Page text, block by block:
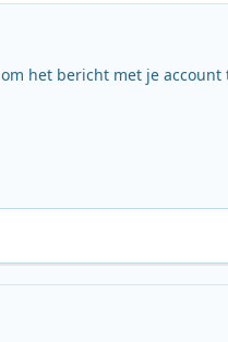
om het bericht met je account